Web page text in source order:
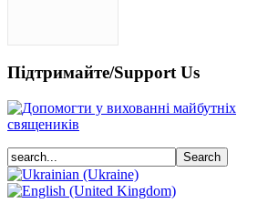
Підтримайте/Support Us